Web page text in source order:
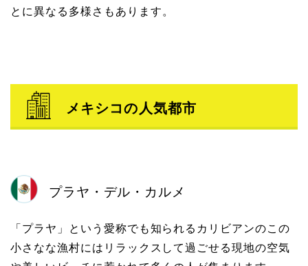
とに異なる多様さもあります。
メキシコの人気都市